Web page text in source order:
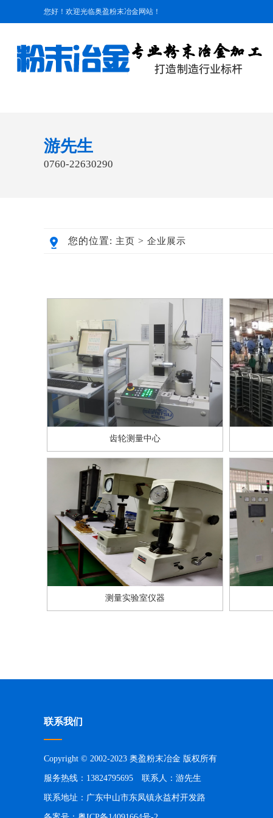
您好！欢迎光临奥盈粉末冶金网站！
游先生
0760-22630290
您的位置: 主页 > 企业展示
齿轮测量中心
测量实验室仪器
联系我们
Copyright © 2002-2023 奥盈粉末冶金 版权所有
服务热线：13824795695 联系人：游先生
联系地址：广东中山市东凤镇永益村开发路